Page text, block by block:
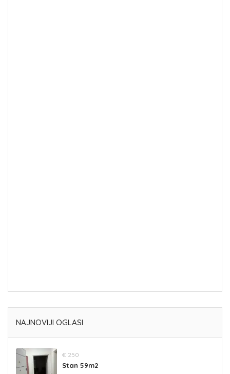
NAJNOVIJI OGLASI
€ 250
Stan 59m2